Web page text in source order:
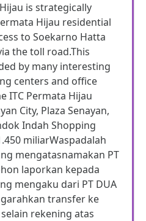
is strategically
Hijau residential
to Soekarno Hatta
the toll road.This
by many interesting
centers and office
ITC Permata Hijau
City, Plaza Senayan,
Indah Shopping
miliarWaspadalah
mengatasnamakan PT
laporkan kepada
mengaku dari PT DUA
transfer ke
rekening atas